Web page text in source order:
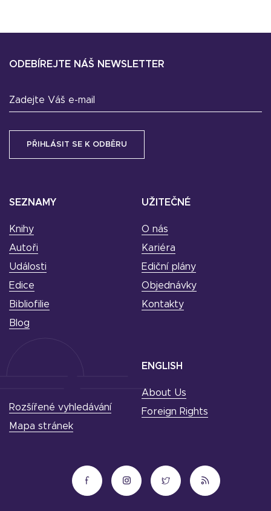
SEZNAMY
Knihy
Autoři
Události
Edice
Bibliofilie
Blog
UŽITEČNÉ
O nás
Kariéra
Ediční plány
Objednávky
Kontakty
ODEBÍREJTE NÁŠ NEWSLETTER
Zadejte Váš e-mail
ENGLISH
About Us
Foreign Rights
Rozšířené vyhledávání
Mapa stránek